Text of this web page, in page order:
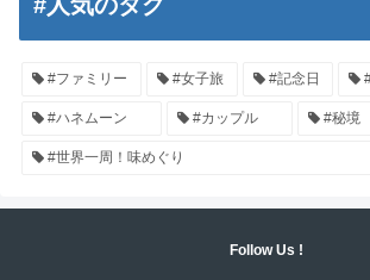
#ファミリー #女子旅 #記念日
#ハネムーン #カップル #秘境
#世界一周！味めぐり
Follow Us !